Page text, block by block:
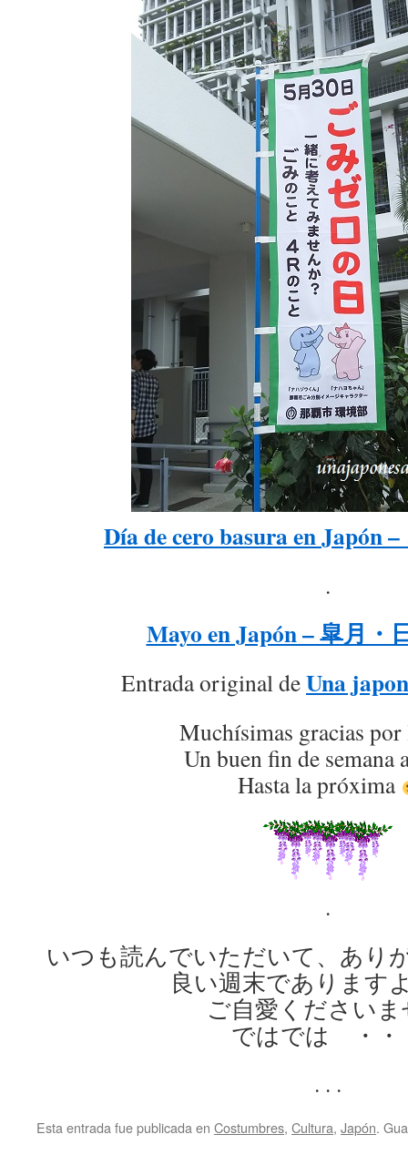
Día de cero basura en Japón
.
Mayo en Japón – 皐月・
Entrada original deUna
Muchísimas gracias por
Un buen fin de semana
Hasta la próxima
.
いつも読んでいただいて、あり
良い週末であります
ご自愛くださいま
ではでは ・・
. . .
Esta entrada fue publicada en Costumbres, Cultura, Japón.